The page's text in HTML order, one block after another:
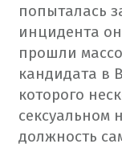
попыталась
инцидента
прошли
кандидата в
которого
сексуальном
должность